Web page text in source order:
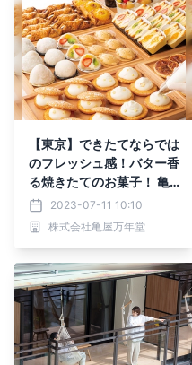
【東京】できたてならでは
のフレッシュ感！バター香
る焼きたてのお菓子！ 亀
屋万年堂 旗の台店7月14日
(金)リニューアルオープン
2023-07-11 10:10
株式会社亀屋万年堂